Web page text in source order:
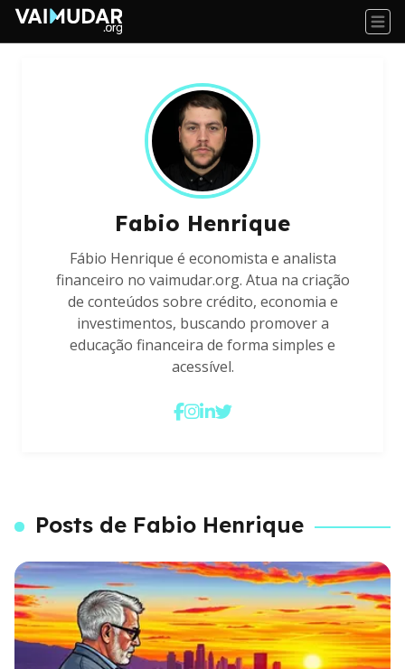
Fabio Henrique
Fábio Henrique é economista e analista
financeiro no vaimudar.org. Atua na criação
de conteúdos sobre crédito, economia e
investimentos, buscando promover a
educação financeira de forma simples e
acessível.
Posts de Fabio Henrique